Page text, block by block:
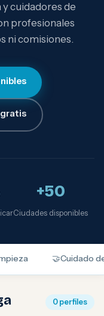
cuidadores de
profesionales
ni comisiones.
gratis
+50
Ciudades disponibles
🤝Cuidado
0 perfiles